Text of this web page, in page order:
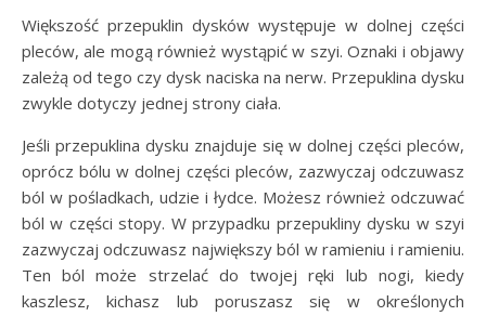
Większość przepuklin dysków występuje w dolnej części
pleców, ale mogą również wystąpić w szyi. Oznaki i objawy
zależą od tego czy dysk naciska na nerw. Przepuklina dysku
zwykle dotyczy jednej strony ciała.
Jeśli przepuklina dysku znajduje się w dolnej części pleców,
oprócz bólu w dolnej części pleców, zazwyczaj odczuwasz
ból w pośladkach, udzie i łydce. Możesz również odczuwać
ból w części stopy. W przypadku przepukliny dysku w szyi
zazwyczaj odczuwasz największy ból w ramieniu i ramieniu.
Ten ból może strzelać do twojej ręki lub nogi, kiedy
kaszlesz, kichasz lub poruszasz się w określonych